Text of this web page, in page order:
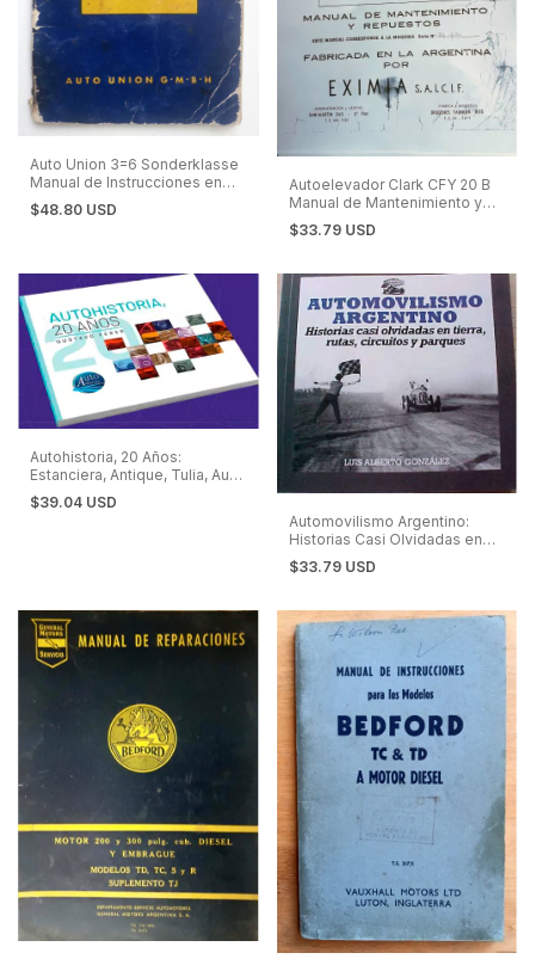
Auto Union 3=6 Sonderklasse
Manual de Instrucciones en
Español
$48.80 USD
Autoelevador Clark CFY 20 B
Manual de Mantenimiento y
Repuestos
$33.79 USD
Autohistoria, 20 Años:
Estanciera, Antique, Tulia, Auto
Union, Dauphine, Borgward,
Citroen y muchos más.
$39.04 USD
Automovilismo Argentino:
Historias Casi Olvidadas en
Tierra, Rutas, Circuitos y
Parques.
$33.79 USD